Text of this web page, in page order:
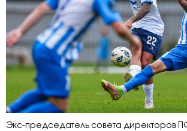
Экс-председатель совета директоров